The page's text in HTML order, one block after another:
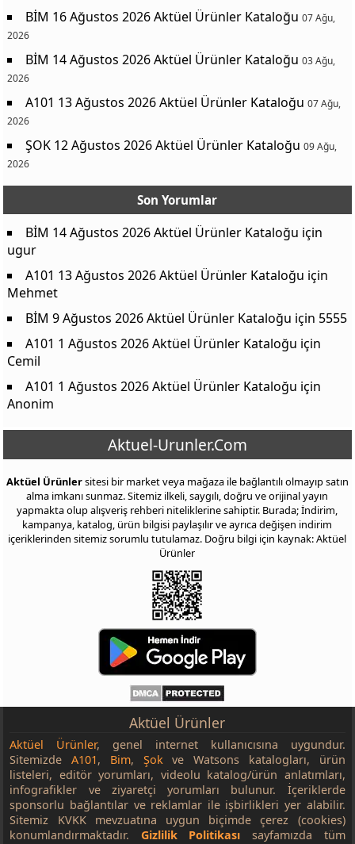
BİM 16 Ağustos 2026 Aktüel Ürünler Kataloğu 07 Ağu,
2026
BİM 14 Ağustos 2026 Aktüel Ürünler Kataloğu 03 Ağu,
2026
A101 13 Ağustos 2026 Aktüel Ürünler Kataloğu 07 Ağu,
2026
ŞOK 12 Ağustos 2026 Aktüel Ürünler Kataloğu 09 Ağu,
2026
Son Yorumlar
BİM 14 Ağustos 2026 Aktüel Ürünler Kataloğu için
ugur
A101 13 Ağustos 2026 Aktüel Ürünler Kataloğu için
Mehmet
BİM 9 Ağustos 2026 Aktüel Ürünler Kataloğu için 5555
A101 1 Ağustos 2026 Aktüel Ürünler Kataloğu için
Cemil
A101 1 Ağustos 2026 Aktüel Ürünler Kataloğu için
Anonim
Aktuel-Urunler.Com
Aktüel Ürünlersitesi bir market veya mağaza ile bağlantılı olmayıp satın
alma imkanı sunmaz. Sitemiz ilkeli, saygılı, doğru ve orijinal yayın
yapmakta olup alışveriş rehberi niteliklerine sahiptir. Burada; İndirim,
kampanya, katalog, ürün bilgisi paylaşılır ve ayrıca değişen indirim
içeriklerinden sitemiz sorumlu tutulamaz. Doğru bilgi için kaynak: Aktüel
Ürünler
Aktüel Ürünler
Aktüel Ürünler, genel internet kullanıcısına uygundur.
SitemizdeA101, Bim, Şok ve Watsons katalogları, ürün
listeleri, editör yorumları, videolu katalog/ürün anlatımları,
infografikler ve ziyaretçi yorumları bulunur. İçeriklerde
sponsorlu bağlantılar ve reklamlar ile işbirlikleri yer alabilir.
Sitemiz KVKK mevzuatına uygun biçimde çerez (cookies)
konumlandırmaktadır. Gizlilik Politikası sayfamızda tüm